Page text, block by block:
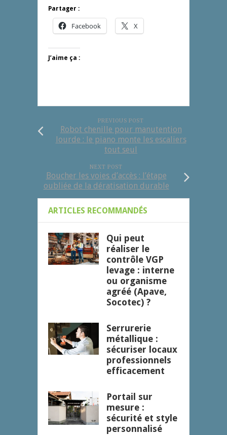
Partager :
Facebook X
J’aime ça :
PREVIOUS POST
Robot chenille pour manutention
lourde : le piano monte les escaliers
tout seul
NEXT POST
Boucher les voies d’accès : l’étape
oubliée de la dératisation durable
ARTICLES RECOMMANDÉS
Qui peut
réaliser le
contrôle VGP
levage : interne
ou organisme
agréé (Apave,
Socotec) ?
Serrurerie
métallique :
sécuriser locaux
professionnels
efficacement
Portail sur
mesure :
sécurité et style
personnalisé